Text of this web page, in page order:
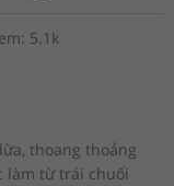
5.1k
thoang thoảng
làm từ trái chuối